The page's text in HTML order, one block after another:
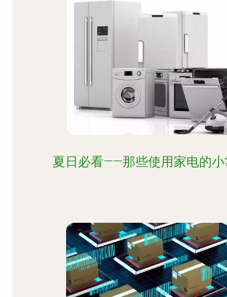
夏日必看——那些使用家电的小